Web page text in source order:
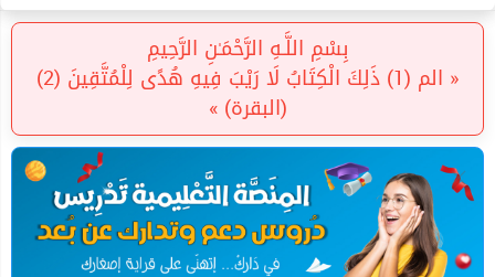
بِسْمِ اللَّـهِ الرَّحْمَـٰنِ الرَّحِيمِ
« الم (1) ذَلِكَ الْكِتَابُ لَا رَيْبَ فِيهِ هُدًى لِلْمُتَّقِينَ (2)
(البقرة) »